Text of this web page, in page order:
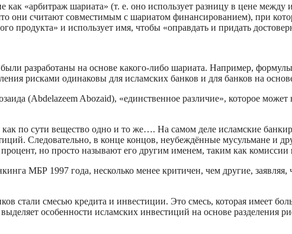
как «арбитраж шариата» (т. е. оно использует разницу в цене
они считают совместимым с шариатом финансированием), при
продукта» и использует имя, чтобы «оправдать и придать
разработаны на основе какого-либо шариата. Например,
рисками одинаковы для исламских банков и для банков на
(Abdelazeem Abozaid), «единственное различие», которое
по сути вещество одно и то же…. На самом деле исламские
Следовательно, в конце концов, неубеждённые мусульмане и
но просто называют его другим именем, таким как
МБР 1997 года, несколько менее критичен, чем другие, заявляя,
стали смесью кредита и инвестиции. Это смесь, которая имеет
особенности исламских инвестиций на основе разделения